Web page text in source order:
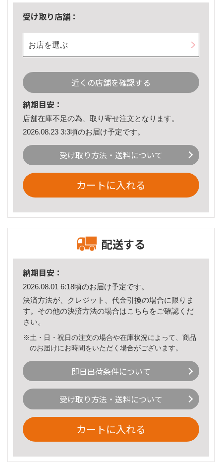
受け取り店舗：
お店を選ぶ
近くの店舗を確認する
納期目安：
店舗在庫不足の為、取り寄せ注文となります。
2026.08.23 3:3頃のお届け予定です。
受け取り方法・送料について
カートに入れる
配送する
納期目安：
2026.08.01 6:18頃のお届け予定です。
決済方法が、クレジット、代金引換の場合に限りま
す。その他の決済方法の場合はこちら をご確認くだ
さい。
※土・日・祝日の注文の場合や在庫状況によって、商品
のお届けにお時間をいただく場合がございます。
即日出荷条件について
受け取り方法・送料について
カートに入れる